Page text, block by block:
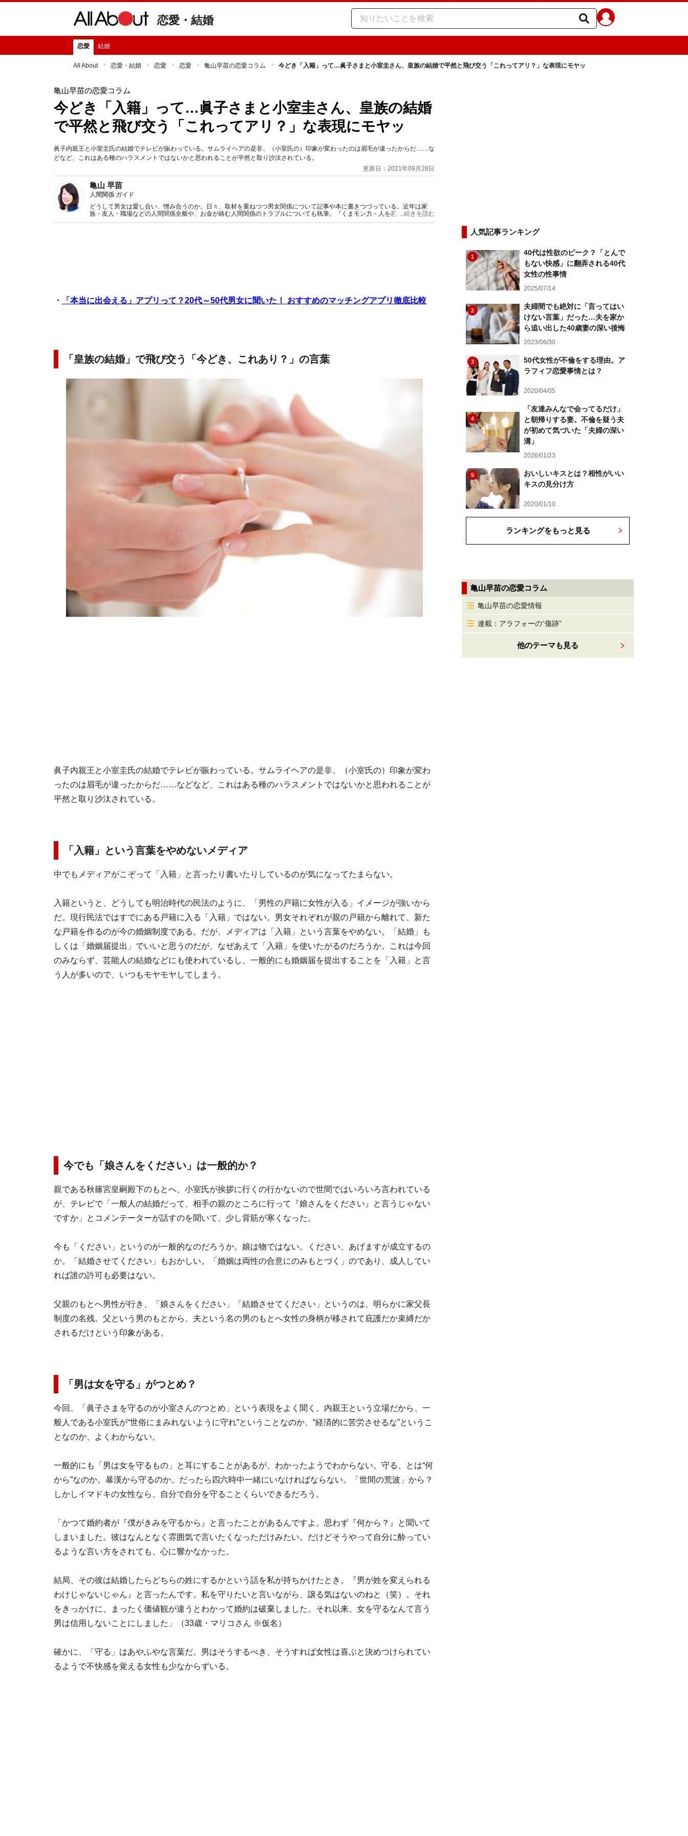
恋愛・結婚
恋愛 結婚
All About 恋愛・結婚 恋愛 恋愛 亀山早苗の恋愛コラム 今どき「入籍」って…眞子さまと小室圭さん、皇族の結婚で平然と飛び交う「これってアリ？」な表現にモヤッ
亀山早苗の恋愛コラム
今どき「入籍」って…眞子さまと小室圭さん、皇族の結婚
で平然と飛び交う「これってアリ？」な表現にモヤッ
眞子内親王と小室圭氏の結婚でテレビが賑わっている。サムライヘアの是非、（小室氏の）印象が変わったのは眉毛が違ったからだ……な
どなど、これはある種のハラスメントではないかと思われることが平然と取り沙汰されている。
更新日：2021年09月28日
亀山 早苗
人間関係 ガイド
どうして男女は愛し合い、憎み合うのか。日々、取材を重ねつつ男女関係について記事や本に書きつづっている。近年は家
族・友人・職場などの人間関係全般や、お金が絡む人間関係のトラブルについても執筆。『くまモン力－人を惹きつける愛と
魅力の秘密』など著書多数。
...続きを読む
・ 「本当に出会える」アプリって？20代～50代男女に聞いた！ おすすめのマッチングアプリ徹底比較
「皇族の結婚」で飛び交う「今どき、これあり？」の言葉
眞子内親王と小室圭氏の結婚でテレビが賑わっている。サムライヘアの是非、（小室氏の）印象が変わ
ったのは眉毛が違ったからだ……などなど、これはある種のハラスメントではないかと思われることが
平然と取り沙汰されている。
「入籍」という言葉をやめないメディア
中でもメディアがこぞって「入籍」と言ったり書いたりしているのが気になってたまらない。
入籍というと、どうしても明治時代の民法のように、「男性の戸籍に女性が入る」イメージが強いから
だ。現行民法ではすでにある戸籍に入る「入籍」ではない。男女それぞれが親の戸籍から離れて、新た
な戸籍を作るのが今の婚姻制度である。だが、メディアは「入籍」という言葉をやめない。「結婚」も
しくは「婚姻届提出」でいいと思うのだが、なぜあえて「入籍」を使いたがるのだろうか。これは今回
のみならず、芸能人の結婚などにも使われているし、一般的にも婚姻届を提出することを「入籍」と言
う人が多いので、いつもモヤモヤしてしまう。
今でも「娘さんをください」は一般的か？
親である秋篠宮皇嗣殿下のもとへ、小室氏が挨拶に行くの行かないので世間ではいろいろ言われている
が、テレビで「一般人の結婚だって、相手の親のところに行って『娘さんをください』と言うじゃない
ですか」とコメンテーターが話すのを聞いて、少し背筋が寒くなった。
今も「ください」というのが一般的なのだろうか。娘は物ではない。ください、あげますが成立するの
か。「結婚させてください」もおかしい。「婚姻は両性の合意にのみもとづく」のであり、成人してい
れば誰の許可も必要はない。
父親のもとへ男性が行き、「娘さんをください」「結婚させてください」というのは、明らかに家父長
制度の名残。父という男のもとから、夫という名の男のもとへ女性の身柄が移されて庇護だか束縛だか
されるだけという印象がある。
「男は女を守る」がつとめ？
今回、「眞子さまを守るのが小室さんのつとめ」という表現をよく聞く。内親王という立場だから、一
般人である小室氏が“世俗にまみれないように守れ”ということなのか、“経済的に苦労させるな”というこ
となのか、よくわからない。
一般的にも「男は女を守るもの」と耳にすることがあるが、わかったようでわからない。守る、とは“何
から”なのか。暴漢から守るのか。だったら四六時中一緒にいなければならない。「世間の荒波」から？
しかしイマドキの女性なら、自分で自分を守ることくらいできるだろう。
「かつて婚約者が『僕がきみを守るから』と言ったことがあるんですよ。思わず『何から？』と聞いて
しまいました。彼はなんとなく雰囲気で言いたくなっただけみたい。だけどそうやって自分に酔ってい
るような言い方をされても、心に響かなかった。
結局、その彼は結婚したらどちらの姓にするかという話を私が持ちかけたとき、『男が姓を変えられる
わけじゃないじゃん』と言ったんです。私を守りたいと言いながら、譲る気はないのねと（笑）。それ
をきっかけに、まったく価値観が違うとわかって婚約は破棄しました。それ以来、女を守るなんて言う
男は信用しないことにしました」（33歳・マリコさん ※仮名）
確かに、「守る」はあやふやな言葉だ。男はそうするべき、そうすれば女性は喜ぶと決めつけられてい
るようで不快感を覚える女性も少なからずいる。
人気記事ランキング
1
40代は性欲のピーク？「とんで
もない快感」に翻弄される40代
女性の性事情
2025/07/14
2
夫婦間でも絶対に「言ってはい
けない言葉」だった…夫を家か
ら追い出した40歳妻の深い後悔
2023/06/30
3
50代女性が不倫をする理由。ア
ラフィフ恋愛事情とは？
2020/04/05
4
「友達みんなで会ってるだけ」
と朝帰りする妻。不倫を疑う夫
が初めて気づいた「夫婦の深い
溝」
2026/01/23
5
おいしいキスとは？相性がいい
キスの見分け方
2020/01/10
ランキングをもっと見る
亀山早苗の恋愛コラム
亀山早苗の恋愛情報
連載：アラフォーの“傷跡”
他のテーマも見る